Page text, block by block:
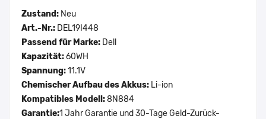
Zustand: Neu
Art.-Nr.: DEL19I448
Passend für Marke: Dell
Kapazität:60WH
Spannung:11.1V
Chemischer Aufbau des Akkus: Li-ion
Kompatibles Modell:8N884
Garantie:1 Jahr Garantie und 30-Tage Geld-Zurück-